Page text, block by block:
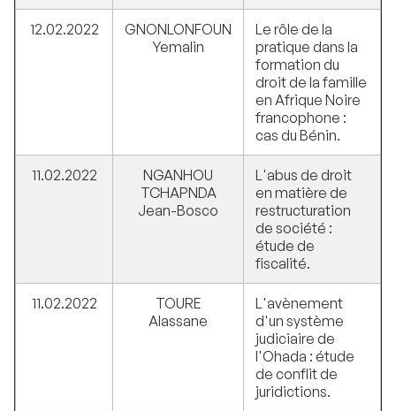
12.02.2022
GNONLONFOUN
Yemalin
Le rôle de la
pratique dans la
formation du
droit de la famille
en Afrique Noire
francophone :
cas du Bénin.
11.02.2022
NGANHOU
TCHAPNDA
Jean-Bosco
L'abus de droit
en matière de
restructuration
de société :
étude de
fiscalité.
11.02.2022
TOURE
Alassane
L'avènement
d'un système
judiciaire de
l'Ohada : étude
de conflit de
juridictions.